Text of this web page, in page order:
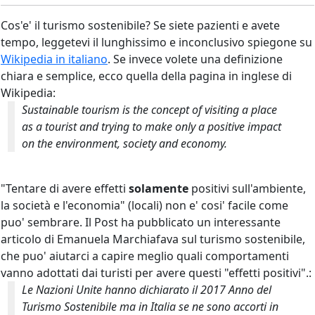
Cos'e' il turismo sostenibile? Se siete pazienti e avete
tempo, leggetevi il lunghissimo e inconclusivo spiegone su
Wikipedia in italiano. Se invece volete una definizione
chiara e semplice, ecco quella della pagina in inglese di
Wikipedia:
Sustainable tourism is the concept of visiting a place
as a tourist and trying to make only a positive impact
on the environment, society and economy.
"Tentare di avere effetti solamente positivi sull'ambiente,
la società e l'economia" (locali) non e' cosi' facile come
puo' sembrare. Il Post ha pubblicato un interessante
articolo di Emanuela Marchiafava sul turismo sostenibile,
che puo' aiutarci a capire meglio quali comportamenti
vanno adottati dai turisti per avere questi "effetti positivi".:
Le Nazioni Unite hanno dichiarato il 2017 Anno del
Turismo Sostenibile ma in Italia se ne sono accorti in